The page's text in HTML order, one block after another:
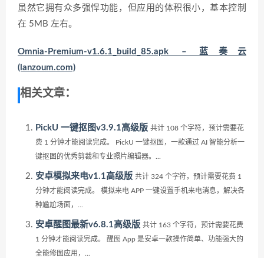
虽然它拥有众多强悍功能，但应用的体积很小，基本控制
在 5MB 左右。
Omnia-Premium-v1.6.1_build_85.apk – 蓝奏云
(lanzoum.com)
相关文章：
PickU 一键抠图v3.9.1高级版 共计 108 个字符，预计需要花
费 1 分钟才能阅读完成。 PickU 一键抠图，一款通过 AI 智能分析一
键抠图的优秀剪裁和专业照片编辑器。...
安卓模拟来电v1.1高级版 共计 324 个字符，预计需要花费 1
分钟才能阅读完成。 模拟来电 APP 一键设置手机来电消息，解决各
种尴尬场面，...
安卓醒图最新v6.8.1高级版 共计 163 个字符，预计需要花费
1 分钟才能阅读完成。 醒图 App 是安卓一款操作简单、功能强大的
全能修图应用，...